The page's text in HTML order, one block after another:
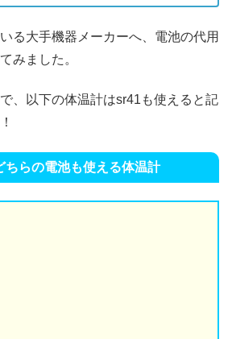
る大手機器メーカーへ、電池の代用
みました。
、以下の体温計はsr41も使えると記
ちらの電池も使える体温計